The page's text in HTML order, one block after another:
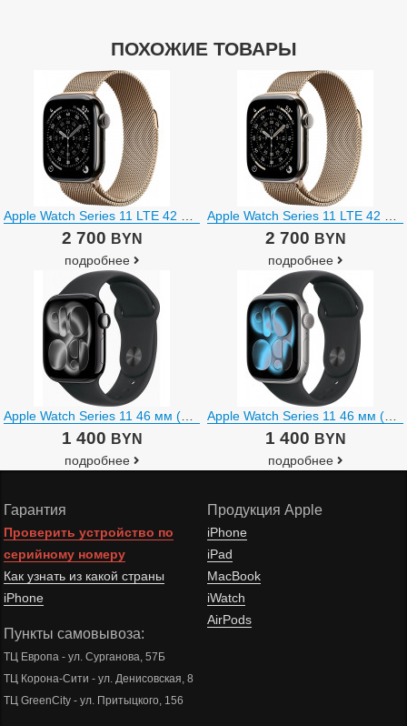
ПОХОЖИЕ ТОВАРЫ
Apple Watch Series 11 LTE 42 мм (титановый корпус, сланец/золотистый, миланская петля)
2 700 BYN
подробнее
Apple Watch Series 11 LTE 42 мм (титановый корпус, природный/золотистый, миланская петля)
2 700 BYN
подробнее
Apple Watch Series 11 46 мм (алюминиевый корпус, черный/черный, спортивный силиконовый ремешок)
1 400 BYN
подробнее
Apple Watch Series 11 46 мм (алюминиевый корпус, космический серый/черный, спортивный силиконовый ремешок)
1 400 BYN
подробнее
Гарантия
Проверить устройство по
серийному номеру
Как узнать из какой страны
iPhone
Пункты самовывоза:
ТЦ Европа - ул. Сурганова, 57Б
ТЦ Корона-Сити - ул. Денисовская, 8
ТЦ GreenCity - ул. Притыцкого, 156
Продукция Apple
iPhone
iPad
MacBook
iWatch
AirPods